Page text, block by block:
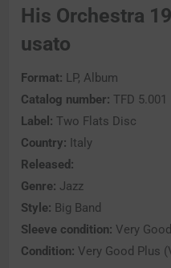
His Orchestra
usato
Format: LP, Album
Catalog number: TFD 5.001
Label: Two Flats Disc
Country: Italy
Released:
Genre: Jazz
Style: Big Band
Sleeve condition: Very
Condition: Very Good Plus